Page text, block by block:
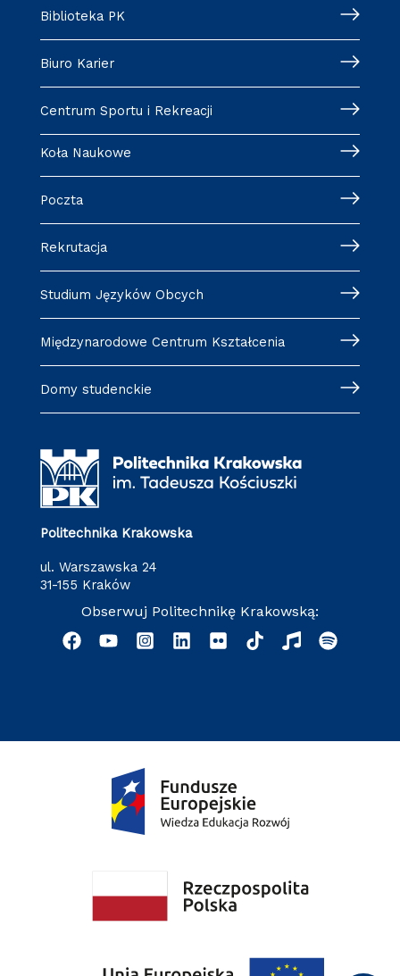
Biblioteka PK
Biuro Karier
Centrum Sportu i Rekreacji
Koła Naukowe
Poczta
Rekrutacja
Studium Języków Obcych
Międzynarodowe Centrum Kształcenia
Domy studenckie
Politechnika Krakowska
ul. Warszawska 24
31-155 Kraków
Obserwuj Politechnikę Krakowską: